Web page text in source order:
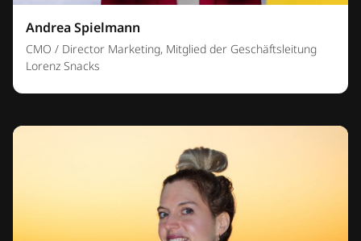
Andrea Spielmann
CMO / Director Marketing, Mitglied der Geschäftsleitung
Lorenz Snacks